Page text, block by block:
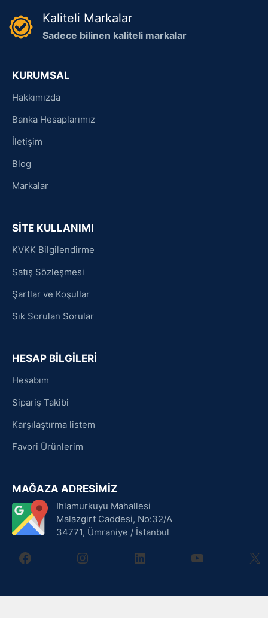
Kaliteli Markalar
Sadece bilinen kaliteli markalar
KURUMSAL
Hakkımızda
Banka Hesaplarımız
İletişim
Blog
Markalar
SİTE KULLANIMI
KVKK Bilgilendirme
Satış Sözleşmesi
Şartlar ve Koşullar
Sık Sorulan Sorular
HESAP BİLGİLERİ
Hesabım
Sipariş Takibi
Karşılaştırma listem
Favori Ürünlerim
MAĞAZA ADRESİMİZ
Ihlamurkuyu Mahallesi
Malazgirt Caddesi, No:32/A
34771, Ümraniye / İstanbul
facebookinstagramlinkedin youtube X